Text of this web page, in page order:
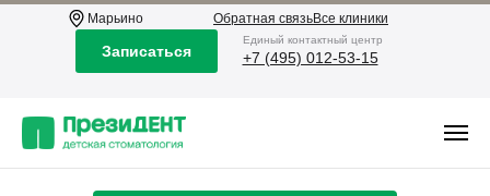
Обратная связьВсе клиники
Eдиный контактный центр
+7 (495) 012-53-15
Марьино
Записаться